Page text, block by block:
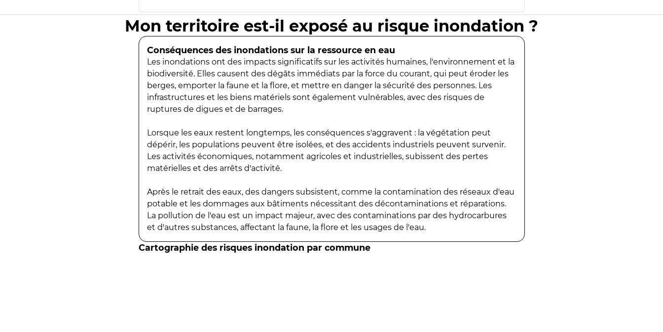
Mon territoire est-il exposé au risque inondation ?
Conséquences des inondations sur la ressource en eau
Les inondations ont des impacts significatifs sur les activités humaines, l'environnement et la
biodiversité. Elles causent des dégâts immédiats par la force du courant, qui peut éroder les
berges, emporter la faune et la flore, et mettre en danger la sécurité des personnes. Les
infrastructures et les biens matériels sont également vulnérables, avec des risques de
ruptures de digues et de barrages.
Lorsque les eaux restent longtemps, les conséquences s'aggravent : la végétation peut
dépérir, les populations peuvent être isolées, et des accidents industriels peuvent survenir.
Les activités économiques, notamment agricoles et industrielles, subissent des pertes
matérielles et des arrêts d'activité.
Après le retrait des eaux, des dangers subsistent, comme la contamination des réseaux d'eau
potable et les dommages aux bâtiments nécessitant des décontaminations et réparations.
La pollution de l'eau est un impact majeur, avec des contaminations par des hydrocarbures
et d'autres substances, affectant la faune, la flore et les usages de l'eau.
Cartographie des risques inondation par commune